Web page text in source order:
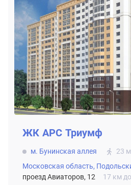
ЖК АРС Триумф
м. Бунинская аллея
23
Московская область,
проезд Авиаторов, 12
17 км